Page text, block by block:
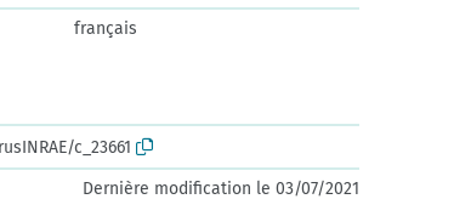
français
c_23661
Dernière modification le 03/07/2021